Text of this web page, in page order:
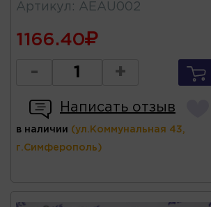
Артикул : AEAU002
1166.40
- +
Написать отзыв
в наличии (ул.Коммунальная 43,
г.Симферополь)